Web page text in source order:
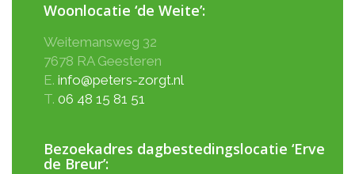
Woonlocatie ‘de Weite’:
Weitemansweg 32
7678 RA Geesteren
E. info@peters-zorgt.nl
T. 06 48 15 81 51
Bezoekadres dagbestedingslocatie ‘Erve
de Breur’: